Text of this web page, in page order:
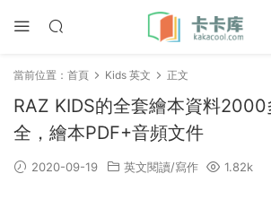
當前位置： 首頁 Kids 英文 正文
RAZ KIDS的全套繪本資料2000
全，繪本PDF+音頻文件
2020-09-19 英文閱讀/寫作 1.82k